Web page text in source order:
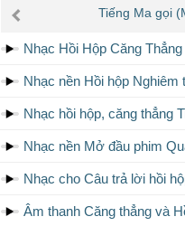
thanh
Tiếng Ma gọi
Nhạc Hồi Hộp Căng Thẳng
Nhạc nền Hồi hộp Nghiêm
Nhạc hồi hộp, căng thẳng
Nhạc nền Mở đầu phim
Nhạc cho Câu trả lời hồi
Âm thanh Căng thẳng và